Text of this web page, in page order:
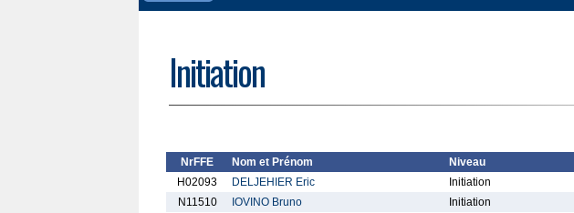
Initiation
NrFFE Nom et Prénom Niveau
H02093
DELJEHIER Eric Initiation
N11510
IOVINO Bruno Initiation